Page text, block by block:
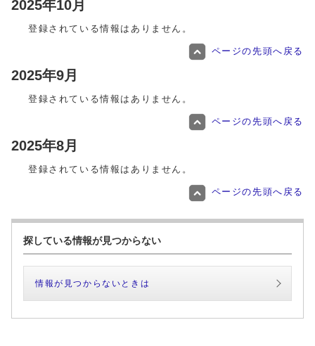
2025年10月
登録されている情報はありません。
ページの先頭へ戻る
2025年9月
登録されている情報はありません。
ページの先頭へ戻る
2025年8月
登録されている情報はありません。
ページの先頭へ戻る
探している情報が見つからない
情報が見つからないときは